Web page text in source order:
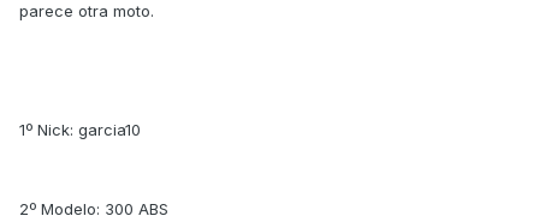
parece otra moto.
1º Nick: garcia10
2º Modelo: 300 ABS